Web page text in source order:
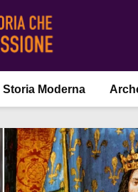
Storia Moderna